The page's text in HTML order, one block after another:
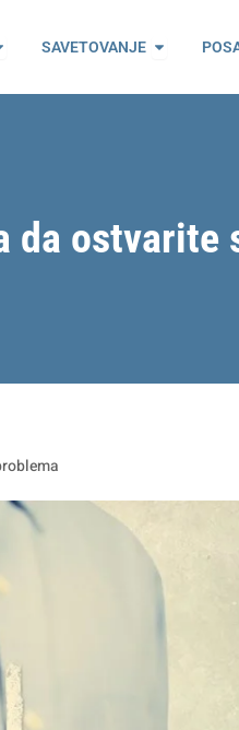
Poremećaji
SAVETOVANJE Open
da ostvarite